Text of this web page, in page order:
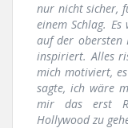
nur nicht sicher,
einem Schlag.
auf der obersten
inspiriert. Alles
mich motiviert,
sagte, ich wäre
mir das erst
Hollywood zu